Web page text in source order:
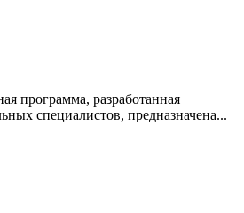
программа, разработанная
специалистов, предназначена...